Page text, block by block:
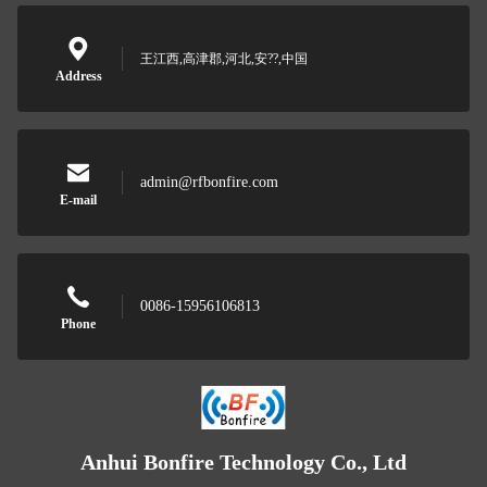
Address
王江西,高津郡,河北,安??,中国
E-mail
admin@rfbonfire.com
Phone
0086-15956106813
Anhui Bonfire Technology Co., Ltd